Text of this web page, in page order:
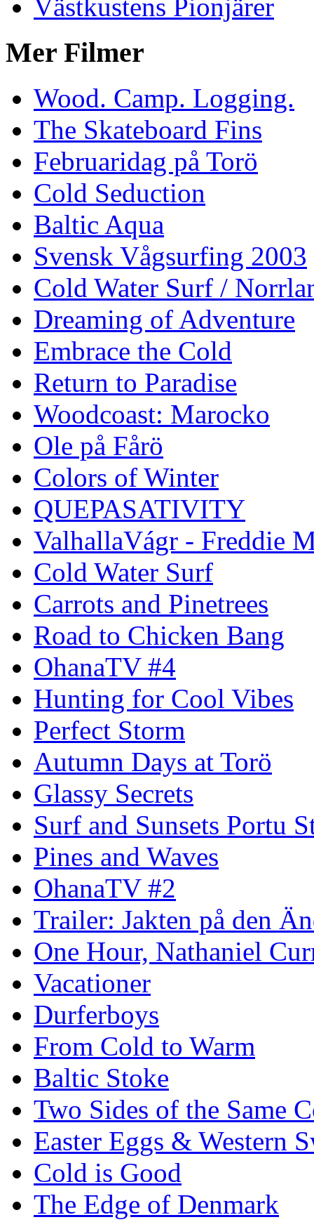
Västkustens Pionjärer
Mer Filmer
Wood. Camp. Logging.
The Skateboard Fins
Februaridag på Torö
Cold Seduction
Baltic Aqua
Svensk Vågsurfing 2003
Cold Water Surf /
Dreaming of Adventure
Embrace the Cold
Return to Paradise
Woodcoast: Marocko
Ole på Fårö
Colors of Winter
QUEPASATIVITY
ValhallaVágr - Freddie
Cold Water Surf
Carrots and Pinetrees
Road to Chicken Bang
OhanaTV #4
Hunting for Cool Vibes
Perfect Storm
Autumn Days at Torö
Glassy Secrets
Surf and Sunsets Portu
Pines and Waves
OhanaTV #2
Trailer: Jakten på den
One Hour, Nathaniel
Vacationer
Durferboys
From Cold to Warm
Baltic Stoke
Two Sides of the Same
Easter Eggs & Western
Cold is Good
The Edge of Denmark